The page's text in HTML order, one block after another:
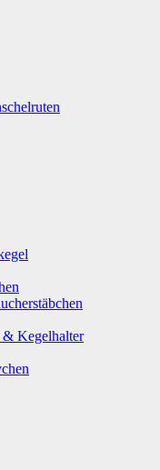
& Kegelhalter